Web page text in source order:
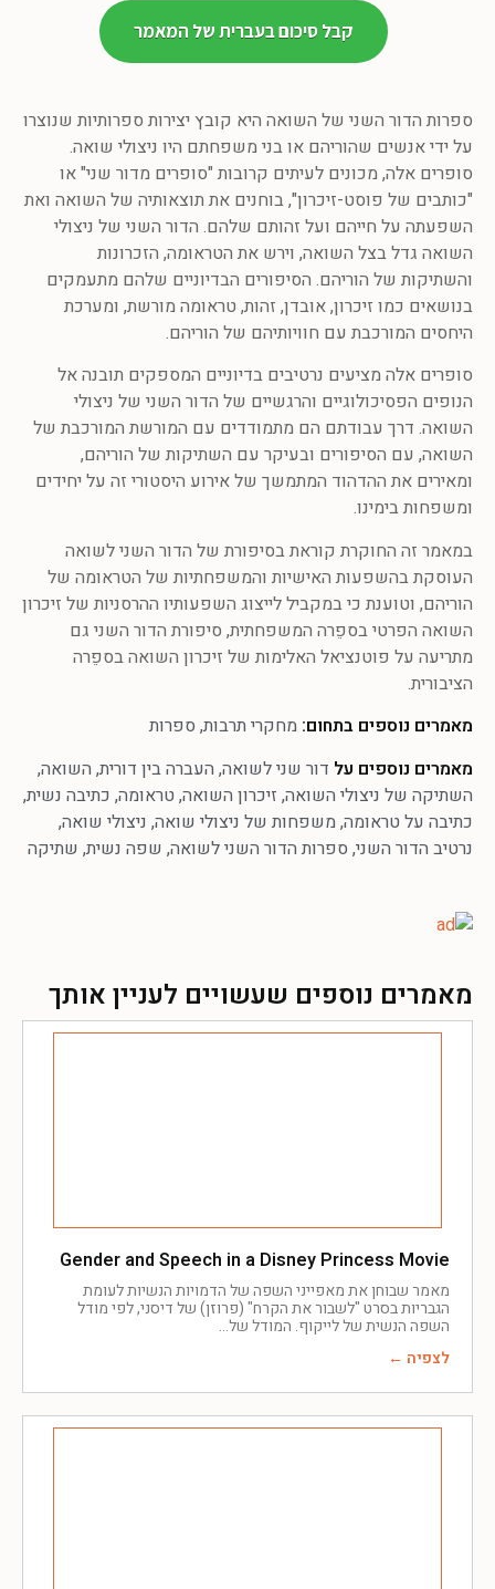
קבל סיכום בעברית של המאמר
ספרות הדור השני של השואה היא קובץ יצירות ספרותיות שנוצרו
על ידי אנשים שהוריהם או בני משפחתם היו ניצולי שואה.
סופרים אלה, מכונים לעיתים קרובות "סופרים מדור שני" או
"כותבים של פוסט-זיכרון", בוחנים את תוצאותיה של השואה ואת
השפעתה על חייהם ועל זהותם שלהם. הדור השני של ניצולי
השואה גדל בצל השואה, וירש את הטראומה, הזכרונות
והשתיקות של הוריהם. הסיפורים הבדיוניים שלהם מתעמקים
בנושאים כמו זיכרון, אובדן, זהות, טראומה מורשת, ומערכת
היחסים המורכבת עם חוויותיהם של הוריהם.
סופרים אלה מציעים נרטיבים בדיוניים המספקים תובנה אל
הנופים הפסיכולוגיים והרגשיים של הדור השני של ניצולי
השואה. דרך עבודתם הם מתמודדים עם המורשת המורכבת של
השואה, עם הסיפורים ובעיקר עם השתיקות של הוריהם,
ומאירים את ההדהוד המתמשך של אירוע היסטורי זה על יחידים
ומשפחות בימינו.
במאמר זה החוקרת קוראת בסיפורת של הדור השני לשואה
העוסקת בהשפעות האישיות והמשפחתיות של הטראומה של
הוריהם, וטוענת כי במקביל לייצוג השפעותיו ההרסניות של זיכרון
השואה הפרטי בספֵרה המשפחתית, סיפורת הדור השני גם
מתריעה על פוטנציאל האלימות של זיכרון השואה בספֵרה
הציבורית.
מאמרים נוספים בתחום: מחקרי תרבות, ספרות
מאמרים נוספים על דור שני לשואה, העברה בין דורית, השואה,
השתיקה של ניצולי השואה, זיכרון השואה, טראומה, כתיבה נשית,
כתיבה על טראומה,משפחות של ניצולי שואה, ניצולי שואה,
נרטיב הדור השני, ספרות הדור השני לשואה, שפה נשית, שתיקה
מאמרים נוספים שעשויים לעניין אותך
Gender and Speech in a Disney Princess Movie
מאמר שבוחן את מאפייני השפה של הדמויות הנשיות לעומת
הגבריות בסרט "לשבור את הקרח" (פרוזן) של דיסני, לפי מודל
השפה הנשית של לייקוף. המודל של
לצפיה ←